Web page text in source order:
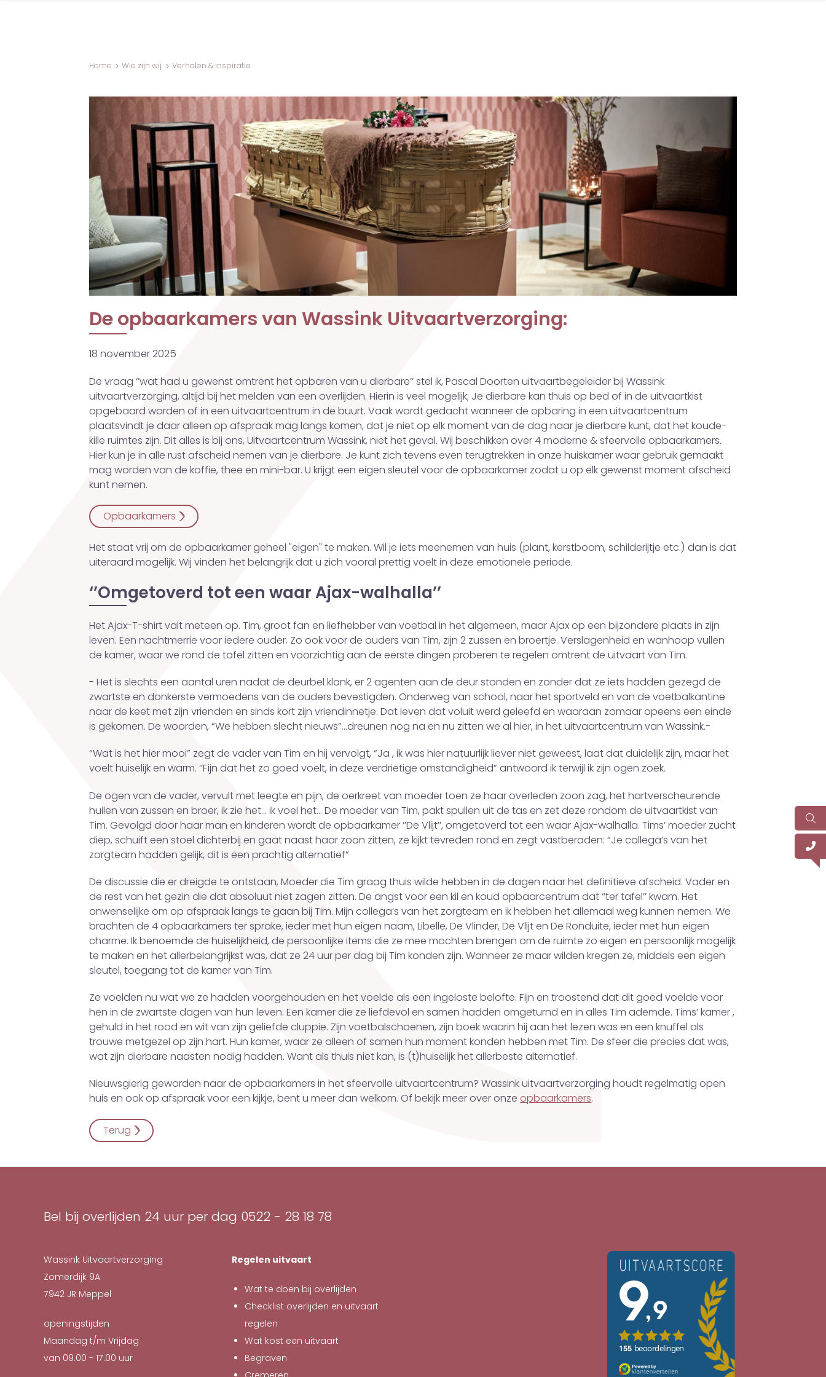
Home Wie zijn wij Verhalen & inspiratie
De opbaarkamers van Wassink Uitvaartverzorging:
18 november 2025
De vraag ‘’wat had u gewenst omtrent het opbaren van u dierbare’’ stel ik, Pascal Doorten uitvaartbegeleider bij Wassink
uitvaartverzorging, altijd bij het melden van een overlijden. Hierin is veel mogelijk; Je dierbare kan thuis op bed of in de uitvaartkist
opgebaard worden of in een uitvaartcentrum in de buurt. Vaak wordt gedacht wanneer de opbaring in een uitvaartcentrum
plaatsvindt je daar alleen op afspraak mag langs komen, dat je niet op elk moment van de dag naar je dierbare kunt, dat het koude-
kille ruimtes zijn. Dit alles is bij ons, Uitvaartcentrum Wassink, niet het geval. Wij beschikken over 4 moderne & sfeervolle opbaarkamers.
Hier kun je in alle rust afscheid nemen van je dierbare. Je kunt zich tevens even terugtrekken in onze huiskamer waar gebruik gemaakt
mag worden van de koffie, thee en mini-bar. U krijgt een eigen sleutel voor de opbaarkamer zodat u op elk gewenst moment afscheid
kunt nemen.
Opbaarkamers
Het staat vrij om de opbaarkamer geheel "eigen" te maken. Wil je iets meenemen van huis (plant, kerstboom, schilderijtje etc.) dan is dat
uiteraard mogelijk. Wij vinden het belangrijk dat u zich vooral prettig voelt in deze emotionele periode.
‘’Omgetoverd tot een waar Ajax-walhalla’’
Het Ajax-T-shirt valt meteen op. Tim, groot fan en liefhebber van voetbal in het algemeen, maar Ajax op een bijzondere plaats in zijn
leven. Een nachtmerrie voor iedere ouder. Zo ook voor de ouders van Tim, zijn 2 zussen en broertje. Verslagenheid en wanhoop vullen
de kamer, waar we rond de tafel zitten en voorzichtig aan de eerste dingen proberen te regelen omtrent de uitvaart van Tim.
- Het is slechts een aantal uren nadat de deurbel klonk, er 2 agenten aan de deur stonden en zonder dat ze iets hadden gezegd de
zwartste en donkerste vermoedens van de ouders bevestigden. Onderweg van school, naar het sportveld en van de voetbalkantine
naar de keet met zijn vrienden en sinds kort zijn vriendinnetje. Dat leven dat voluit werd geleefd en waaraan zomaar opeens een einde
is gekomen. De woorden, “We hebben slecht nieuws”…dreunen nog na en nu zitten we al hier, in het uitvaartcentrum van Wassink.-
“Wat is het hier mooi” zegt de vader van Tim en hij vervolgt, “Ja , ik was hier natuurlijk liever niet geweest, laat dat duidelijk zijn, maar het
voelt huiselijk en warm. ‘’Fijn dat het zo goed voelt, in deze verdrietige omstandigheid” antwoord ik terwijl ik zijn ogen zoek.
De ogen van de vader, vervult met leegte en pijn, de oerkreet van moeder toen ze haar overleden zoon zag, het hartverscheurende
huilen van zussen en broer, ik zie het… ik voel het… De moeder van Tim, pakt spullen uit de tas en zet deze rondom de uitvaartkist van
Tim. Gevolgd door haar man en kinderen wordt de opbaarkamer ‘’De Vlijt’’, omgetoverd tot een waar Ajax-walhalla. Tims’ moeder zucht
diep, schuift een stoel dichterbij en gaat naast haar zoon zitten, ze kijkt tevreden rond en zegt vastberaden: “Je collega’s van het
zorgteam hadden gelijk, dit is een prachtig alternatief”
De discussie die er dreigde te ontstaan, Moeder die Tim graag thuis wilde hebben in de dagen naar het definitieve afscheid. Vader en
de rest van het gezin die dat absoluut niet zagen zitten. De angst voor een kil en koud opbaarcentrum dat ‘’ter tafel’’ kwam. Het
onwenselijke om op afspraak langs te gaan bij Tim. Mijn collega’s van het zorgteam en ik hebben het allemaal weg kunnen nemen. We
brachten de 4 opbaarkamers ter sprake, ieder met hun eigen naam, Libelle, De Vlinder, De Vlijt en De Ronduite, ieder met hun eigen
charme. Ik benoemde de huiselijkheid, de persoonlijke items die ze mee mochten brengen om de ruimte zo eigen en persoonlijk mogelijk
te maken en het allerbelangrijkst was, dat ze 24 uur per dag bij Tim konden zijn. Wanneer ze maar wilden kregen ze, middels een eigen
sleutel, toegang tot de kamer van Tim.
Ze voelden nu wat we ze hadden voorgehouden en het voelde als een ingeloste belofte. Fijn en troostend dat dit goed voelde voor
hen in de zwartste dagen van hun leven. Een kamer die ze liefdevol en samen hadden omgeturnd en in alles Tim ademde. Tims’ kamer ,
gehuld in het rood en wit van zijn geliefde cluppie. Zijn voetbalschoenen, zijn boek waarin hij aan het lezen was en een knuffel als
trouwe metgezel op zijn hart. Hun kamer, waar ze alleen of samen hun moment konden hebben met Tim. De sfeer die precies dat was,
wat zijn dierbare naasten nodig hadden. Want als thuis niet kan, is (t)huiselijk het allerbeste alternatief.
Nieuwsgierig geworden naar de opbaarkamers in het sfeervolle uitvaartcentrum? Wassink uitvaartverzorging houdt regelmatig open
huis en ook op afspraak voor een kijkje, bent u meer dan welkom. Of bekijk meer over onzeopbaarkamers.
Terug
Bel bij overlijden 24 uur per dag 0522 - 28 18 78
Wassink Uitvaartverzorging
Zomerdijk 9A
7942 JR Meppel
openingstijden
Maandag t/m Vrijdag
van 09.00 - 17.00 uur
Regelen uitvaart
Wat te doen bij overlijden
Checklist overlijden en uitvaart
regelen
Wat kost een uitvaart
Begraven